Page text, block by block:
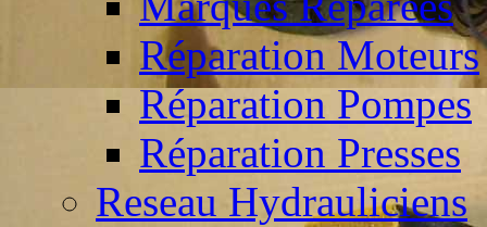
Réparation Moteurs
Réparation Pompes
Réparation Presses
Reseau Hydrauliciens